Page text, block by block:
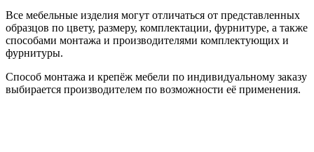
Все мебельные изделия могут отличаться от представленных
образцов по цвету, размеру, комплектации, фурнитуре, а также
способами монтажа и производителями комплектующих и
фурнитуры.
Способ монтажа и крепёж мебели по индивидуальному заказу
выбирается производителем по возможности её применения.